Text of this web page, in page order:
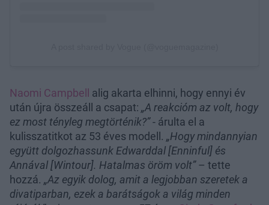
Naomi Campbell alig akarta elhinni, hogy ennyi év
után újra összeáll a csapat: „A reakcióm az volt, hogy
ez most tényleg megtörténik?”- árulta el a
kulisszatitkot az 53 éves modell. „Hogy mindannyian
együtt dolgozhassunk Edwarddal [Enninful] és
Annával [Wintour]. Hatalmas öröm volt”– tette
hozzá. „Az egyik dolog, amit a legjobban szeretek a
divatiparban, ezek a barátságok a világ minden